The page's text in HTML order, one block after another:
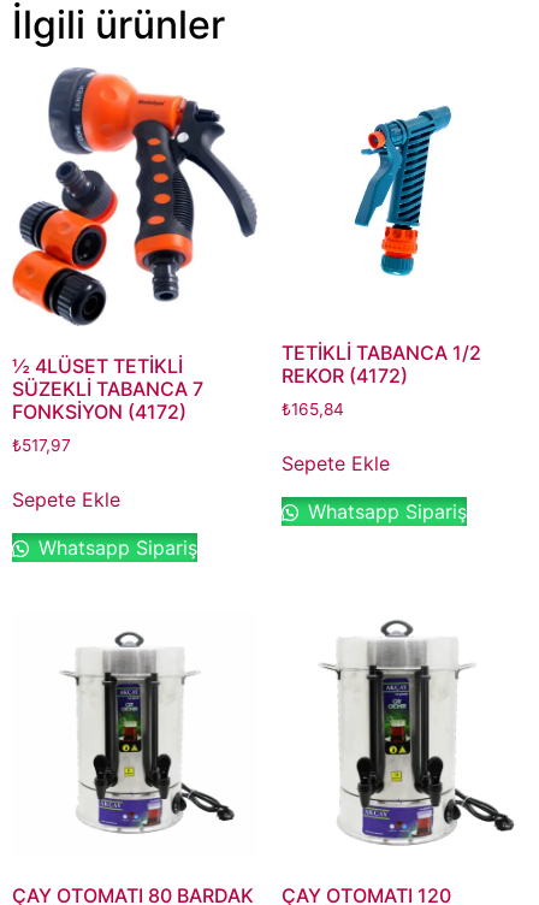
İlgili ürünler
½ 4LÜSET TETİKLİ
SÜZEKLİ TABANCA 7
FONKSİYON (4172)
₺517,97
Sepete Ekle
Whatsapp Sipariş
TETİKLİ TABANCA 1/2
REKOR (4172)
₺165,84
Sepete Ekle
Whatsapp Sipariş
ÇAY OTOMATI 80 BARDAK
ÇAY OTOMATI 120